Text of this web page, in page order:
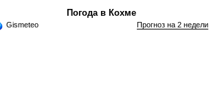
Погода в Кохме
Gismeteo Прогноз на 2 недели